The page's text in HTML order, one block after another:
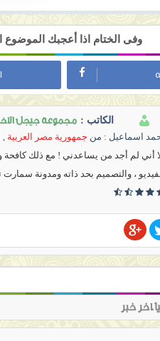
وفى الختام اذا أعجبك
الكاتب : مجموعة جيجل
اسماعيل : من جمهورية مصر العربية ,
أني لم أجد من يساعدني ! مع ذلك
، والتصميم بحد ذاته ومدونة سمارت
خبر